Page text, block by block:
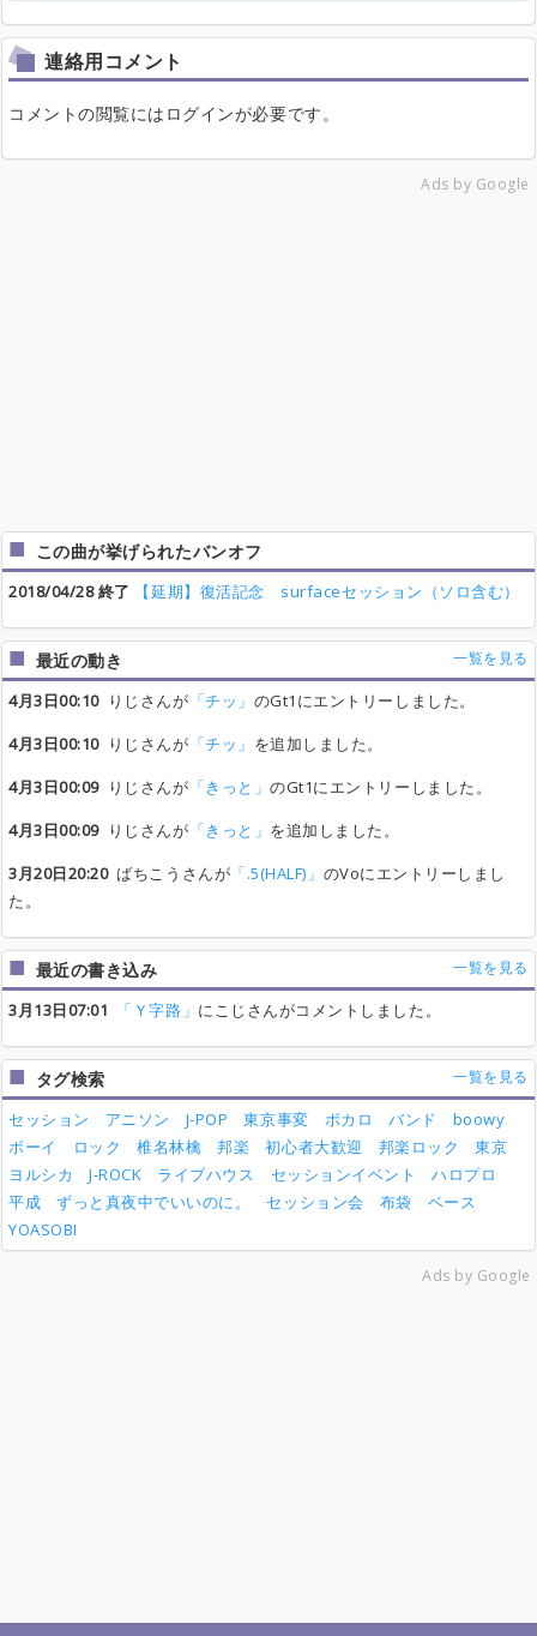
連絡用コメント
コメントの閲覧にはログインが必要です。
Ads by Google
この曲が挙げられたバンオフ
2018/04/28 終了 【延期】復活記念 surfaceセッション（ソロ含む）
最近の動き 一覧を見る
4月3日00:10りじさんが 「チッ」 のGt1にエントリーしました。
4月3日00:10りじさんが 「チッ」 を追加しました。
4月3日00:09りじさんが 「きっと」のGt1にエントリーしました。
4月3日00:09りじさんが 「きっと」 を追加しました。
3月20日20:20ばちこうさんが 「.5(HALF)」 のVoにエントリーしまし
た。
最近の書き込み 一覧を見る
3月13日07:01 「Ｙ字路」 にこじさんがコメントしました。
タグ検索 一覧を見る
セッション アニソン J-POP 東京事変 ボカロ バンド
boowy
ボーイ
ロック 椎名林檎 邦楽 初心者大歓迎 邦楽ロック
東京
ヨルシカ
J-ROCK ライブハウス セッションイベント
ハロプロ
平成
ずっと真夜中でいいのに。 セッション会 布袋
ベース
YOASOBI
Ads by Google